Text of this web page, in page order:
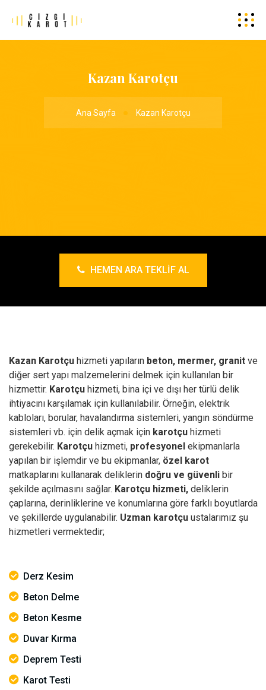
Kazan Karotçu
Ana Sayfa Kazan Karotçu
HEMEN ARA TEKLIF AL
Kazan Karotçu hizmeti yapıların beton, mermer, granit ve
diğer sert yapı malzemelerini delmek için kullanılan bir
hizmettir. Karotçu hizmeti, bina içi ve dışı her türlü delik
ihtiyacını karşılamak için kullanılabilir. Örneğin, elektrik
kabloları, borular, havalandırma sistemleri, yangın söndürme
sistemleri vb. için delik açmak için karotçu hizmeti
gerekebilir. Karotçu hizmeti, profesyonel ekipmanlarla
yapılan bir işlemdir ve bu ekipmanlar, özel karot
matkaplarını kullanarak deliklerin doğru ve güvenli bir
şekilde açılmasını sağlar. Karotçu hizmeti, deliklerin
çaplarına, derinliklerine ve konumlarına göre farklı boyutlarda
ve şekillerde uygulanabilir. Uzman karotçu ustalarımız şu
hizmetleri vermektedir;
Derz Kesim
Beton Delme
Beton Kesme
Duvar Kırma
Deprem Testi
Karot Testi